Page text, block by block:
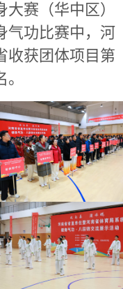
大赛（华中区）
气功比赛中，河
收获团体项目第